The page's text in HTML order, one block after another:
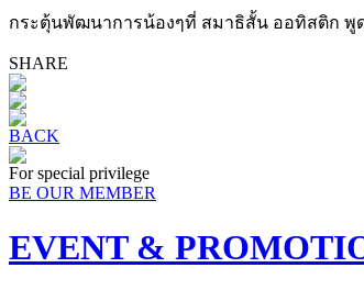
กระตุ้นพัฒนาการน้องๆที่ สมาธิสั้น ออทิสติก พู
SHARE
BACK
For special privilege
BE OUR MEMBER
EVENT &